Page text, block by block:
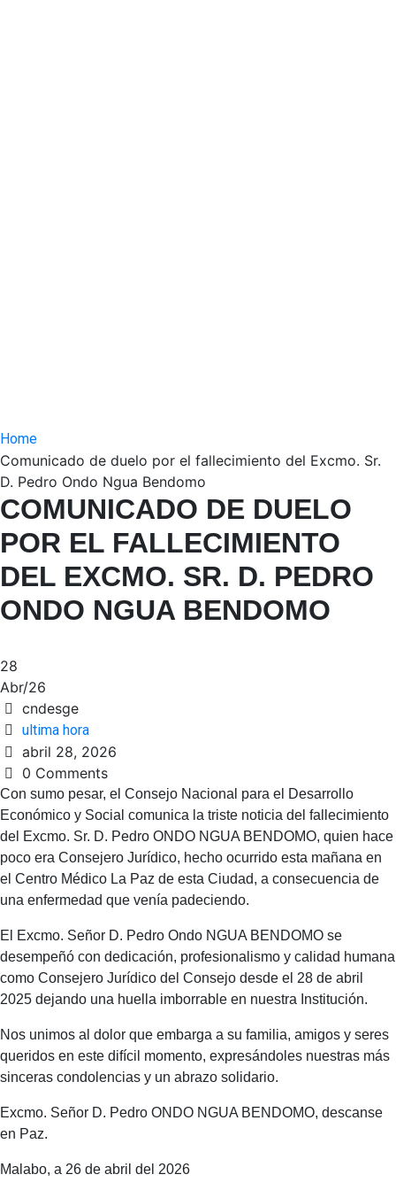
Home
Comunicado de duelo por el fallecimiento del Excmo. Sr.
D. Pedro Ondo Ngua Bendomo
COMUNICADO DE DUELO
POR EL FALLECIMIENTO
DEL EXCMO. SR. D. PEDRO
ONDO NGUA BENDOMO
28
Abr/26
cndesge
ultima hora
abril 28, 2026
0 Comments
Con sumo pesar, el Consejo Nacional para el Desarrollo
Económico y Social comunica la triste noticia del fallecimiento
del Excmo. Sr. D. Pedro ONDO NGUA BENDOMO, quien hace
poco era Consejero Jurídico, hecho ocurrido esta mañana en
el Centro Médico La Paz de esta Ciudad, a consecuencia de
una enfermedad que venía padeciendo.
El Excmo. Señor D. Pedro Ondo NGUA BENDOMO se
desempeñó con dedicación, profesional ismo y calidad humana
como Consejero Jurídico del Consejo desde el 28 de abril
2025 dejando una huella imborrable en nuestra nstitución.
Nos unimos al dolor que embarga a su familia, amigos y seres
queridos en este difícil momento, expresándoles nuestras más
sinceras condolencias y un abrazo solidario.
Excmo. Señor D. Pedro ONDO NGUA BENDOMO, descanse
en Paz.
Malabo, a 26 de abril del 2026